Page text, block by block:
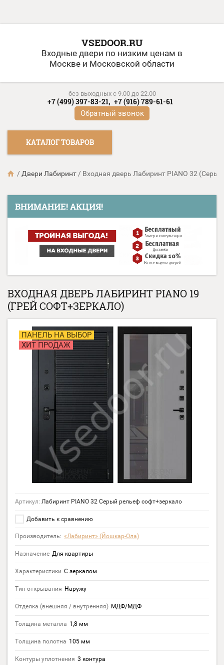
VSEDOOR.RU
Входные двери по низким ценам в
Москве и Московской области
без выходных c 9.00 до 22.00
+7 (499) 397-83-21, +7 (916) 789-61-61
Обратный звонок
КАТАЛОГ ТОВАРОВ
/ Двери Лабиринт / Входная дверь Лабиринт PIANO 32
ВНИМАНИЕ! АКЦИЯ!
ВХОДНАЯ ДВЕРЬ ЛАБИРИНТ PIANO 19
(ГРЕЙ СОФТ+ЗЕРКАЛО)
ПАНЕЛЬ НА ВЫБОР
ХИТ ПРОДАЖ
Артикул: Лабиринт PIANO 32 Серый рельеф софт+зеркало
Добавить к сравнению
Производитель: «Лабиринт» (Йошкар-Ола)
Назначение Для квартиры
Характеристики С зеркалом
Тип открывания Наружу
Отделка (внешняя / внутренняя) МДФ/МДФ
Толщина металла 1,8 мм
Толщина полотна 105 мм
Контуры уплотнения 3 контура